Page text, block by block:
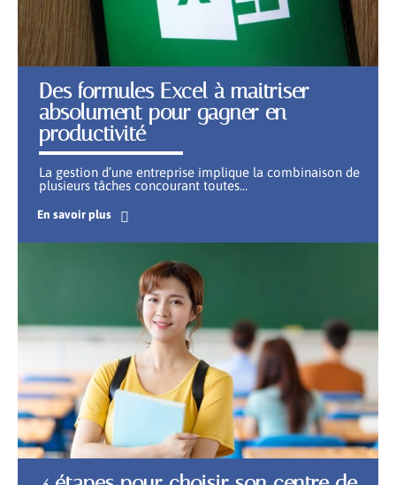
Des formules Excel à maitriser
absolument pour gagner en
productivité
La gestion d’une entreprise implique la combinaison de
plusieurs tâches concourant toutes…
En savoir plus